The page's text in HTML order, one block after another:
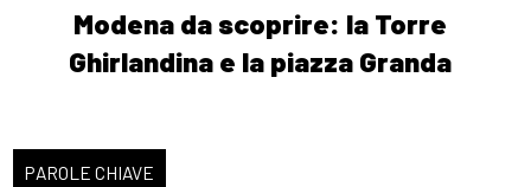
Modena da scoprire: la Torre
Ghirlandina e la piazza Granda
PAROLE CHIAVE